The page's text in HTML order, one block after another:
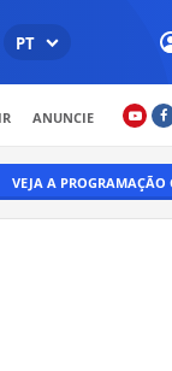
PT
ANUNCIE
VEJA A PROGRAMAÇÃO